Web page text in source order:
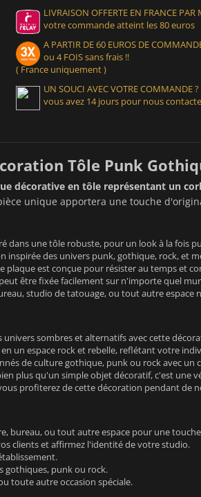
LIVRAISON OFFERTE EN FRANCE
votre commande atteint les 80 euros
A PARTIR DE 60 EUROS DE
ou 4 FOIS sans frais !!
( France uniquement )
UN SOUCI AVEC VOTRE COMMANDE ?
vous avez 14 jours pour nous
Tôle Punk
décorative en tôle représentant un
unique apportera une touche
dans une tôle robuste, pour un look à la fois
inspirée des univers punk, gothique, rock, et
plaque est conçue pour résister au temps et
être fixée facilement sur n'importe quel
studio de tatouage, ou tout autre espace
sombres et alternatifs avec cette
un espace rock et rebelle, reflétant votre
de culture gothique, punk ou rock avec un
plus qu'un simple objet décoratif, c'est une
profiterez de cette décoration pendant de
bureau, ou tout autre espace pour une
clients et affirmez l'identité de votre studio.
gothiques, punk ou rock.
toute autre occasion spéciale.